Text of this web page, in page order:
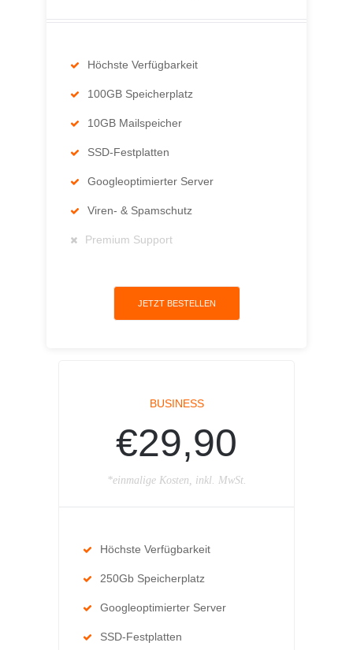
Höchste Verfügbarkeit
100GB Speicherplatz
10GB Mailspeicher
SSD-Festplatten
Googleoptimierter Server
Viren- & Spamschutz
Premium Support
JETZT BESTELLEN
BUSINESS
€29,90
*einmalige Kosten, inkl. MwSt.
Höchste Verfügbarkeit
250Gb Speicherplatz
Googleoptimierter Server
SSD-Festplatten